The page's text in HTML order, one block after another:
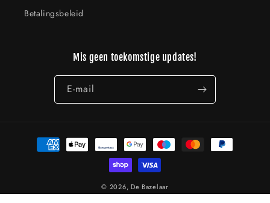
Betalingsbeleid
Mis geen toekomstige updates!
E‑mail
Betaalmethoden
© 2026, De Bazelaar